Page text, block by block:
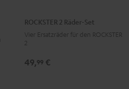
ROCKSTER 2 Räder-Set
Vier Ersatzräder für den ROCKSTER
2
49,99 €